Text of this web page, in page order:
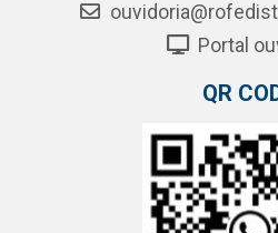
Portal
QR